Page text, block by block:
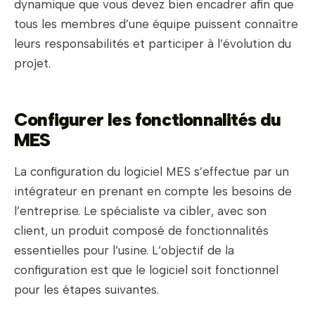
dynamique que vous devez bien encadrer afin que
tous les membres d’une équipe puissent connaître
leurs responsabilités et participer à l’évolution du
projet.
Configurer les fonctionnalités du
MES
La configuration du logiciel MES s’effectue par un
intégrateur en prenant en compte les besoins de
l’entreprise. Le spécialiste va cibler, avec son
client, un produit composé de fonctionnalités
essentielles pour l’usine. L’objectif de la
configuration est que le logiciel soit fonctionnel
pour les étapes suivantes.